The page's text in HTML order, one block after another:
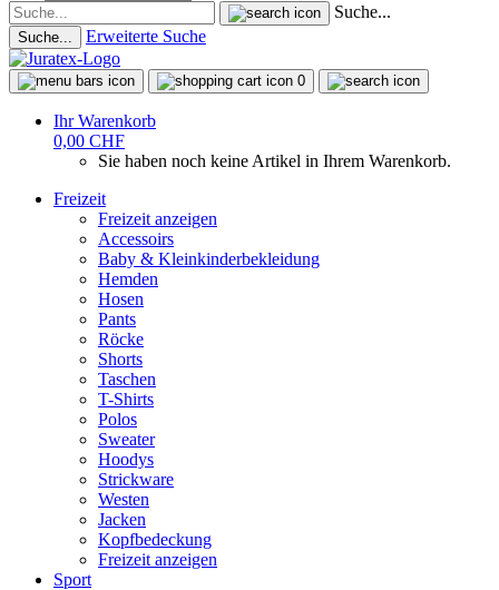
Suche...
Suche... Erweiterte Suche
0
Ihr Warenkorb
0,00 CHF
Sie haben noch keine Artikel in Ihrem Warenkorb.
Freizeit
Freizeit anzeigen
Accessoirs
Baby & Kleinkinderbekleidung
Hemden
Hosen
Pants
Röcke
Shorts
Taschen
T-Shirts
Polos
Sweater
Hoodys
Strickware
Westen
Jacken
Kopfbedeckung
Freizeit anzeigen
Sport